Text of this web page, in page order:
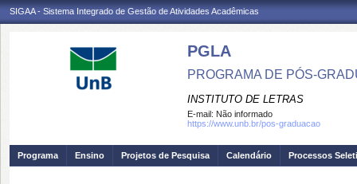
SIGAA - Sistema Integrado de Gestão de Atividades Acadêmicas
PGLA
PROGRAMA DE PÓS-
INSTITUTO DE LETRAS
E-mail: Não informado
https://www.unb.br/pos-graduacao
Programa Ensino Projetos de Pesquisa Calendário Processos